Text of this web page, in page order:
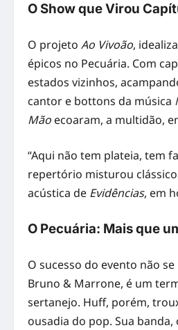
O Show que Virou
O projeto Ao Vivoão,
épicos no Pecuária. Com
estados vizinhos,
cantor e bottons da música
Mão ecoaram, a multidão,
“Aqui não tem plateia, tem
repertório misturou
acústica de Evidências, em
O Pecuária: Mais que
O sucesso do evento não
Bruno & Marrone, é um
sertanejo. Huff, porém,
ousadia do pop. Sua